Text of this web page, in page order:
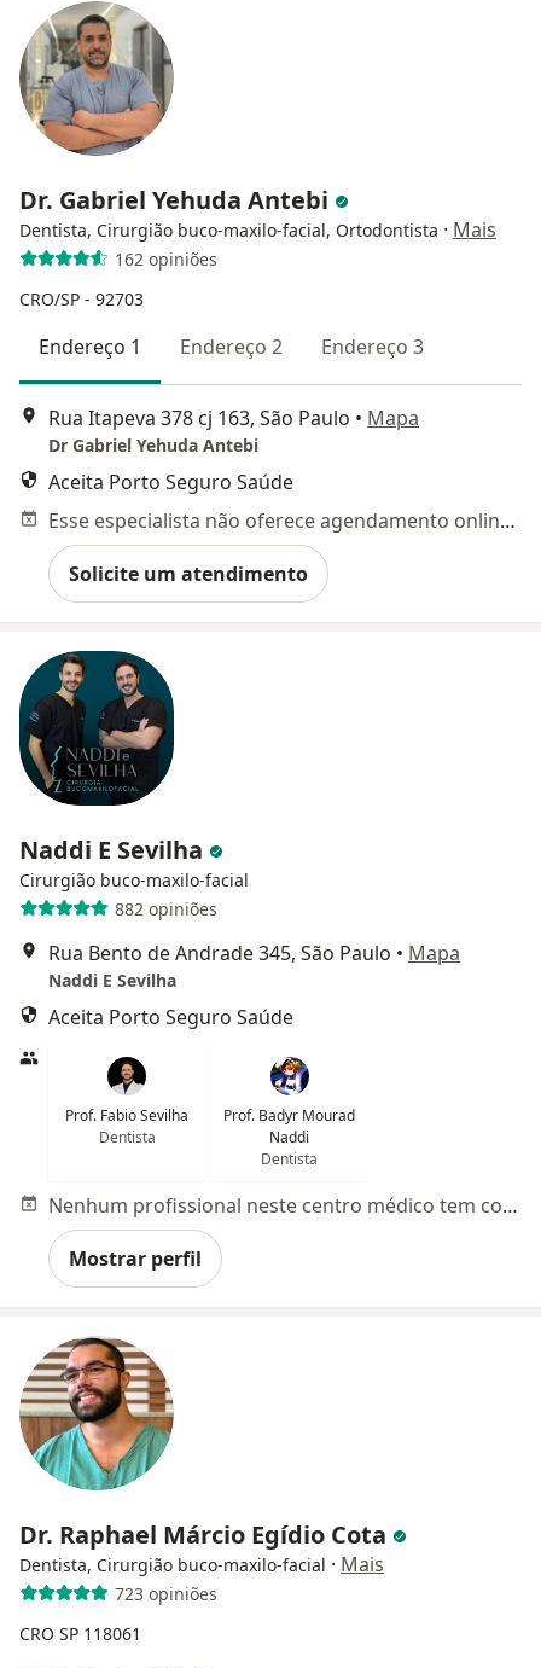
Dr. Gabriel Yehuda Antebi
Dentista, Cirurgião buco-maxilo-facial, Ortodontista · Mais
162 opiniões
CRO/SP - 92703
Endereço 1 Endereço 2 Endereço 3
Rua Itapeva 378 cj 163, São Paulo • Mapa
Dr Gabriel Yehuda Antebi
Aceita Porto Seguro Saúde
Esse especialista não oferece agendamento online para esse endereço.
Solicite um atendimento
Naddi E Sevilha
Cirurgião buco-maxilo-facial
882 opiniões
Rua Bento de Andrade 345, São Paulo • Mapa
Naddi E Sevilha
Aceita Porto Seguro Saúde
Prof. Fabio Sevilha
Dentista
Prof. Badyr Mourad
Naddi
Dentista
Nenhum profissional neste centro médico tem consultas disponíveis
Mostrar perfil
Dr. Raphael Márcio Egídio Cota
Dentista, Cirurgião buco-maxilo-facial · Mais
723 opiniões
CRO SP 118061